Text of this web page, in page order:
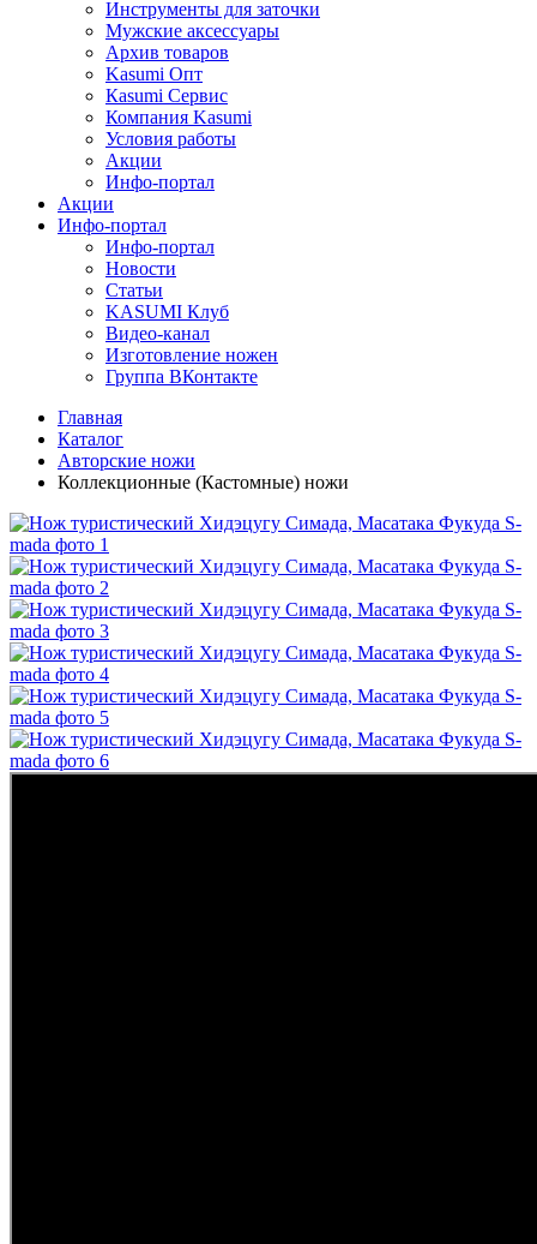
Инструменты для заточки
Мужские аксессуары
Архив товаров
Kasumi Опт
Кasumi Сервис
Компания Kasumi
Условия работы
Акции
Инфо-портал
Акции
Инфо-портал
Инфо-портал
Новости
Статьи
KASUMI Клуб
Видео-канал
Изготовление ножен
Группа ВКонтакте
Главная
Каталог
Авторские ножи
Коллекционные (Кастомные) ножи